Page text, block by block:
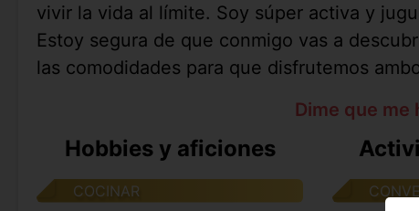
vivir la vida al límite. Soy súper activa y
Estoy segura de que conmigo vas a
las comodidades para que disfrutemos
Dime que me
Hobbies y aficiones
COCINAR